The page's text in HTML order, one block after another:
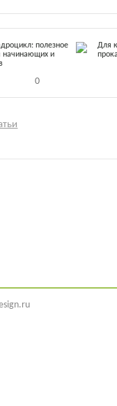
полезное
начинающих и
0
Для